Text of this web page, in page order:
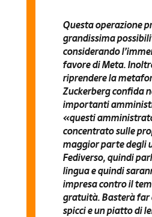
Questa operazione
grandissima
considerando
favore di Meta.
riprendere la
Zuckerbergconfida
importanti
«questi
concentrato sulle
maggior parte degli
Fediverso, quindi
lingua e quindi
impresa contro il
gratuità. Basterà
spicci e un piatto di